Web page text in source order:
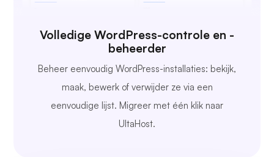
Volledige WordPress-controle en -
beheerder
Beheer eenvoudig WordPress-installaties: bekijk,
maak, bewerk of verwijder ze via een
eenvoudige lijst. Migreer met één klik naar
UltaHost.